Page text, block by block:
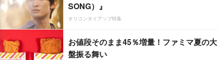
SONG）』
オリコンタイアップ特集
お値段そのまま45％増量！ファミマ夏の大
盤振る舞い